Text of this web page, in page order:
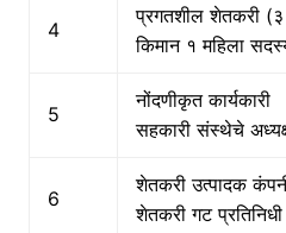
4
प्रगतशील शेतकरी
किमान १ महिला
5
नोंदणीकृत कार्यकारी
सहकारी संस्थेचे
6
शेतकरी उत्पादक
शेतकरी गट प्रतिनिधी